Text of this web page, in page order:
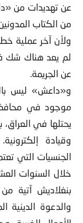
عن تهديدات من
من الكتاب
ولأن آخر عملية
لم يعد هناك شك
عن الجريمة.
و«داعش» ليس
موجود في
يحتلها في
وقيادة
الجنسيات التي
خلال السنوات
بنغلاديش آتية
والدعوة الدينية